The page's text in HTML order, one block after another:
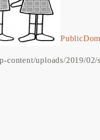
uploads/2019/02/